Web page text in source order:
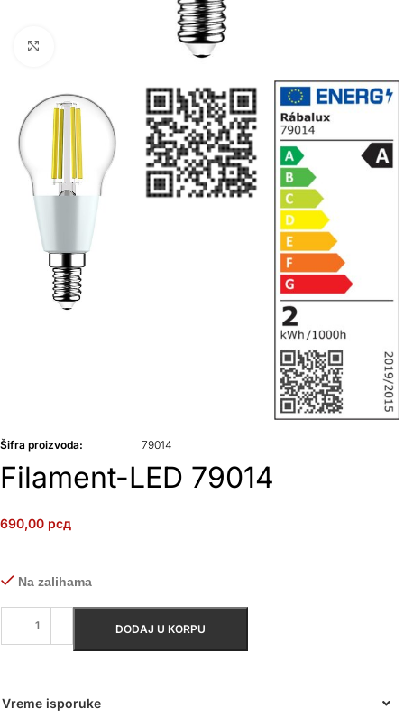
Šifra proizvoda: 79014
Filament-LED 79014
690,00 рсд
Na zalihama
DODAJ U KORPU
Vreme isporuke